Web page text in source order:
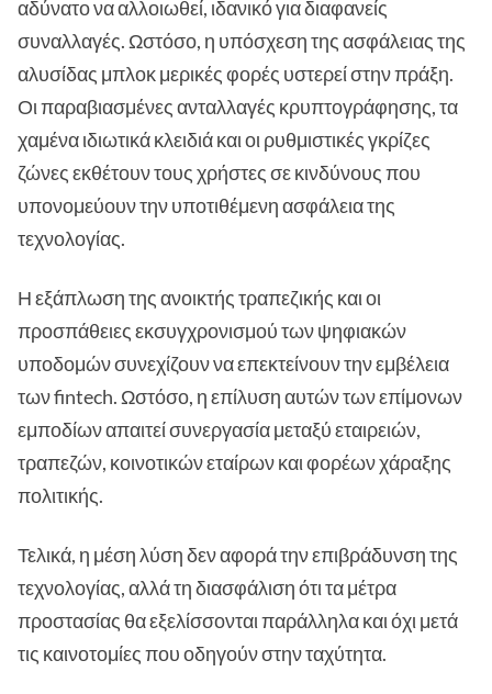
αδύνατο να αλλοιωθεί, ιδανικό για διαφανείς
συναλλαγές. Ωστόσο, η υπόσχεση της ασφάλειας της
αλυσίδας μπλοκ μερικές φορές υστερεί στην πράξη.
Οι παραβιασμένες ανταλλαγές κρυπτογράφησης, τα
χαμένα ιδιωτικά κλειδιά και οι ρυθμιστικές γκρίζες
ζώνες εκθέτουν τους χρήστες σε κινδύνους που
υπονομεύουν την υποτιθέμενη ασφάλεια της
τεχνολογίας.
Η εξάπλωση της ανοικτής τραπεζικής και οι
προσπάθειες εκσυγχρονισμού των ψηφιακών
υποδομών συνεχίζουν να επεκτείνουν την εμβέλεια
των fintech. Ωστόσο, η επίλυση αυτών των επίμονων
εμποδίων απαιτεί συνεργασία μεταξύ εταιρειών,
τραπεζών, κοινοτικών εταίρων και φορέων χάραξης
πολιτικής.
Τελικά, η μέση λύση δεν αφορά την επιβράδυνση της
τεχνολογίας, αλλά τη διασφάλιση ότι τα μέτρα
προστασίας θα εξελίσσονται παράλληλα και όχι μετά
τις καινοτομίες που οδηγούν στην ταχύτητα.